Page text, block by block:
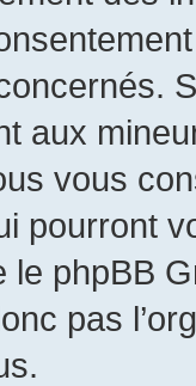
aux
vous
pourront
le phpBB
pas